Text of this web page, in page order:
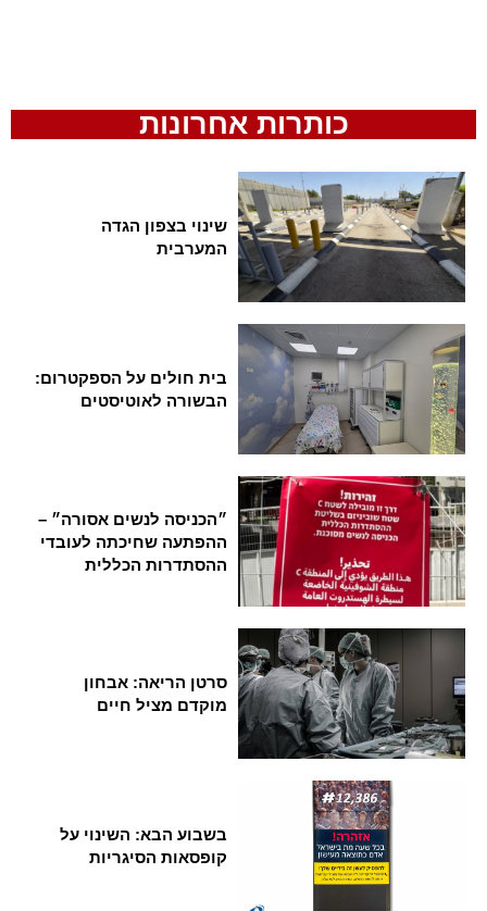
כותרות אחרונות
שינוי בצפון הגדה
המערבית
בית חולים על הספקטרום:
הבשורה לאוטיסטים
״הכניסה לנשים אסורה״ –
ההפתעה שחיכתה לעובדי
ההסתדרות הכללית
סרטן הריאה: אבחון
מוקדם מציל חיים
בשבוע הבא: השינוי על
קופסאות הסיגריות